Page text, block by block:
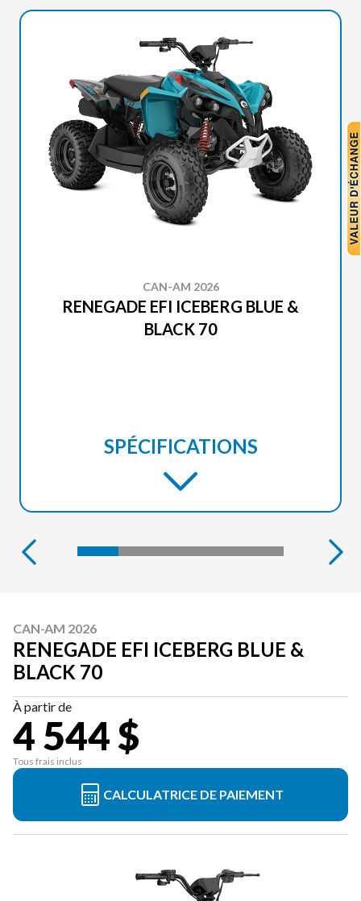
CAN-AM 2026
RENEGADE EFI ICEBERG BLUE &
BLACK 70
SPÉCIFICATIONS
CAN-AM 2026
RENEGADE EFI ICEBERG BLUE &
BLACK 70
À partir de
4 544 $
Tous frais inclus
CALCULATRICE DE PAIEMENT